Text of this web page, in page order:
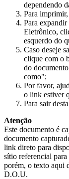
dependendo
Para
Para
Eletrônico,
esquerdo do
Caso deseje
clique com o
do
como";
Por favor,
o link estiver
Para sair
Atenção
Este documento é
documento
link direto para
sítio referencial para
porém, o texto aqui
D.O.U.